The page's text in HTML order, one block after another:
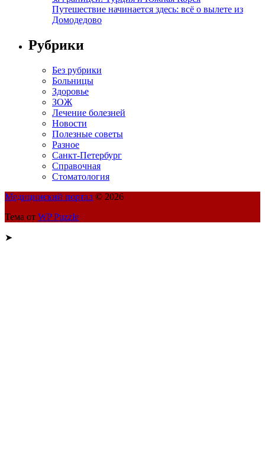
Путешествие начинается здесь: всё о вылете из
Домодедово
Рубрики
Без рубрики
Больницы
Здоровье
ЗОЖ
Лечение болезней
Новости
Полезные советы
Разное
Санкт-Петербург
Справочная
Стоматология
Медицинский портал © 2026
Тема от WP Puzzle
➤